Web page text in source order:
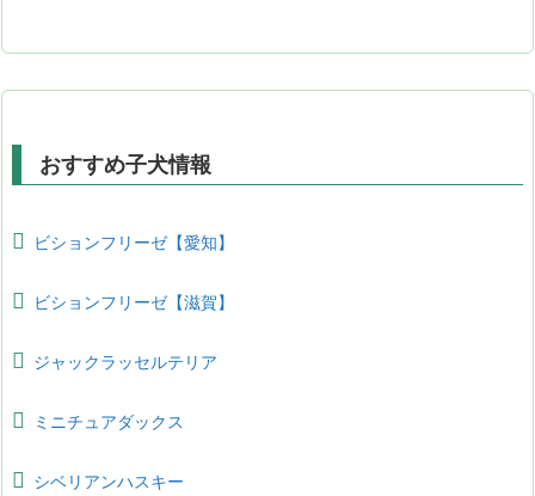
おすすめ子犬情報
ビションフリーゼ【愛知】
ビションフリーゼ【滋賀】
ジャックラッセルテリア
ミニチュアダックス
シベリアンハスキー